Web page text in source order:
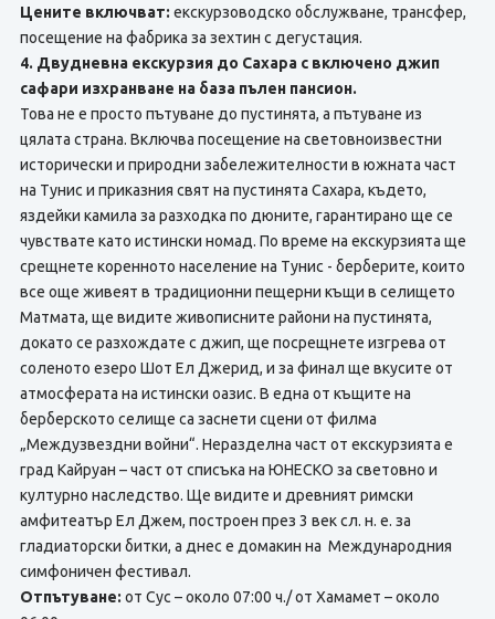
Цените включват: екскурзоводско обслужване, трансфер,
посещение на фабрика за зехтин с дегустация.
4. Двудневна екскурзия до Сахара с включено джип
сафари изхранване на база пълен пансион.
Това не е просто пътуване до пустинята, а пътуване из
цялата страна. Включва посещение на световноизвестни
исторически и природни забележителности в южната част
на Тунис и приказния свят на пустинята Сахара, където,
яздейки камила за разходка по дюните, гарантирано ще се
чувствате като истински номад. По време на екскурзията ще
срещнете коренното население на Тунис - берберите, които
все още живеят в традиционни пещерни къщи в селището
Матмата, ще видите живописните райони на пустинята,
докато се разхождате с джип, ще посрещнете изгрева от
соленото езеро Шот Ел Джерид, и за финал ще вкусите от
атмосферата на истински оазис. В една от къщите на
берберското селище са заснети сцени от филма
„Междузвездни войни“. Неразделна част от екскурзията е
град Кайруан – част от списъка на ЮНЕСКО за световно и
културно наследство. Ще видите и древният римски
амфитеатър Ел Джем, построен през 3 век сл. н. е. за
гладиаторски битки, а днес е домакин на Международния
симфоничен фестивал.
Отпътуване: от Сус – около 07:00 ч./ от Хамамет – около